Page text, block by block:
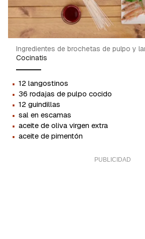
Ingredientes de brochetas de pulpo y
Cocinatis
· 12 langostinos
· 36 rodajas de pulpo cocido
· 12 guindillas
· sal en escamas
· aceite de oliva virgen extra
· aceite de pimentón